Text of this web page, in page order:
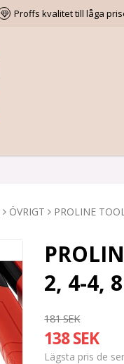
Proffs kvalitet till låga
ÖVRIGT PROLINE
2, 4-4,
181 SEK
138 SEK
Lägsta pris de